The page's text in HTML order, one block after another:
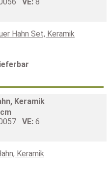
Keramik
VE: 6